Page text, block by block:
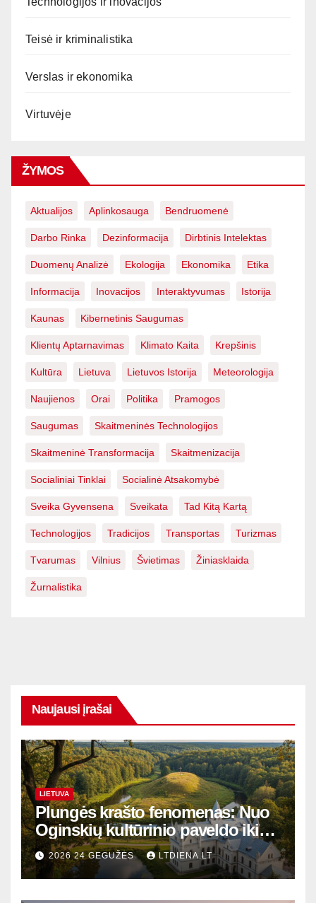
Teisė ir kriminalistika
Verslas ir ekonomika
Virtuvėje
ŽYMOS
Aktualijos Aplinkosauga Bendruomenė
Darbo Rinka Dezinformacija Dirbtinis Intelektas
Duomenų Analizė Ekologija Ekonomika Etika
Informacija Inovacijos Interaktyvumas Istorija
Kaunas Kibernetinis Saugumas
Klientų Aptarnavimas Klimato Kaita Krepšinis
Kultūra Lietuva Lietuvos Istorija Meteorologija
Naujienos Orai Politika Pramogos
Saugumas Skaitmeninės Technologijos
Skaitmeninė Transformacija Skaitmenizacija
Socialiniai Tinklai Socialinė Atsakomybė
Sveika Gyvensena Sveikata Tad Kitą Kartą
Technologijos Tradicijos Transportas Turizmas
Tvarumas Vilnius Švietimas Žiniasklaida
Žurnalistika
Naujausi įrašai
LIETUVA
Plungės krašto fenomenas: Nuo
Oginskių kultūrinio paveldo iki
Žemaitijos gamtos perlų
2026 24 GEGUŽĖS LTDIENA.LT